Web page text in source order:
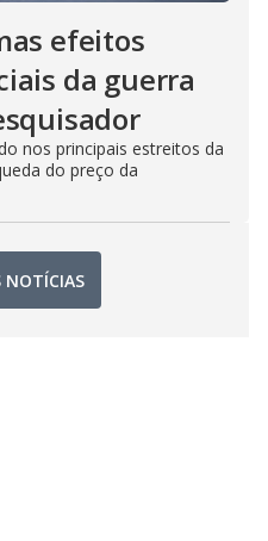
efeitos
da guerra
nos principais estreitos da
do preço da
NOTÍCIAS